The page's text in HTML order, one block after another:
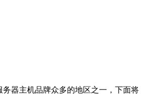
器主机品牌众多的地区之一，下面将